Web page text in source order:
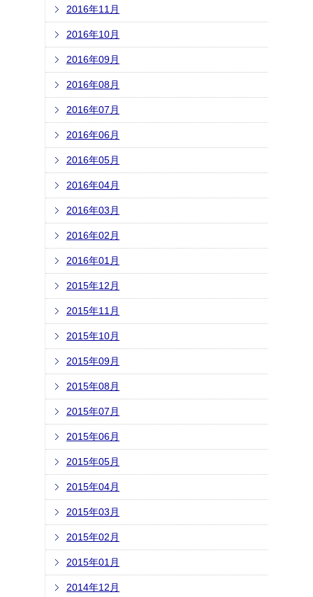
2016年11月
2016年10月
2016年09月
2016年08月
2016年07月
2016年06月
2016年05月
2016年04月
2016年03月
2016年02月
2016年01月
2015年12月
2015年11月
2015年10月
2015年09月
2015年08月
2015年07月
2015年06月
2015年05月
2015年04月
2015年03月
2015年02月
2015年01月
2014年12月